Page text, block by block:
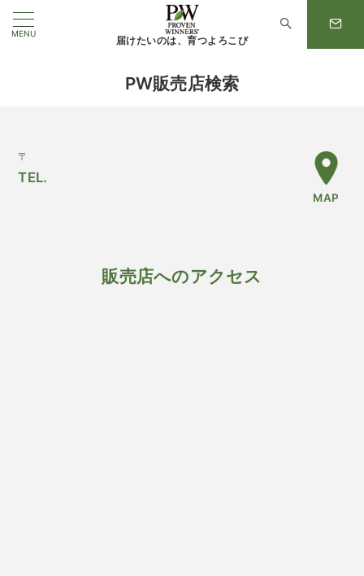
MENU
届けたいのは、育つよろこび
PW販売店検索
〒
TEL.
MAP
販売店へのアクセス